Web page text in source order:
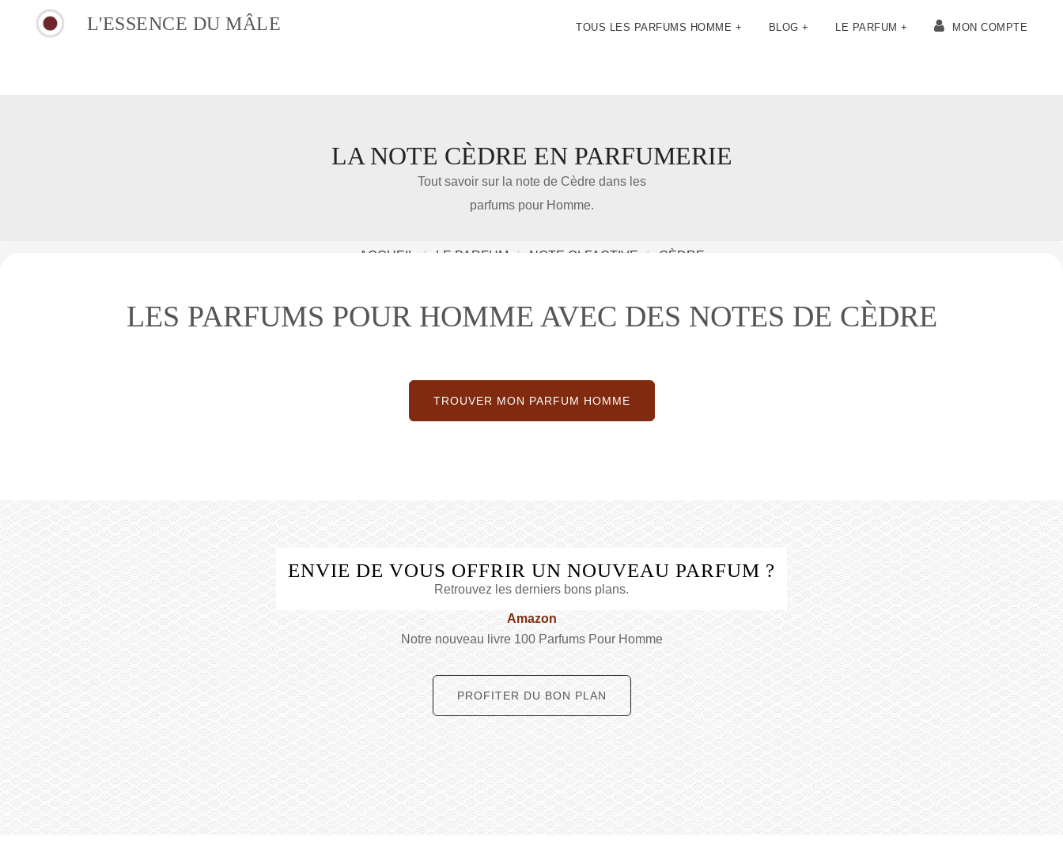
L'ESSENCE DU MÂLE TOUS LES PARFUMS HOMME + BLOG + LE PARFUM + MON COMPTE
LA NOTE CÈDRE EN PARFUMERIE
Tout savoir sur la note de Cèdre dans les
parfums pour Homme.
ACCUEIL LE PARFUM NOTE OLFACTIVE CÈDRE
LES PARFUMS POUR HOMME AVEC DES NOTES DE CÈDRE
TROUVER MON PARFUM HOMME
ENVIE DE VOUS OFFRIR UN NOUVEAU PARFUM ?
Retrouvez les derniers bons plans.
Amazon
Notre nouveau livre 100 Parfums Pour Homme
PROFITER DU BON PLAN
IDÉE CADEAU DE NOËL
Amazon